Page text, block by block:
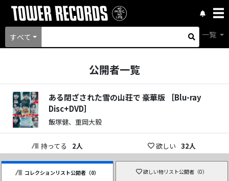
すべて 一覧
公開者一覧
ある閉ざされた雪の山荘で 豪華版 ［Blu-ray
Disc+DVD］
飯塚健、重岡大毅
持ってる 2人 欲しい 32人
コレクションリスト公開者（0） 欲しい物リスト公開者（0）